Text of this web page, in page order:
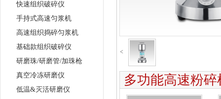
快速组织破碎仪
手持式高速匀浆机
高速组织捣碎匀浆机
基础款组织破碎仪
研磨珠/研磨管/加珠枪
真空冷冻研磨仪
低温&灭活研磨仪
<
多功能高速粉